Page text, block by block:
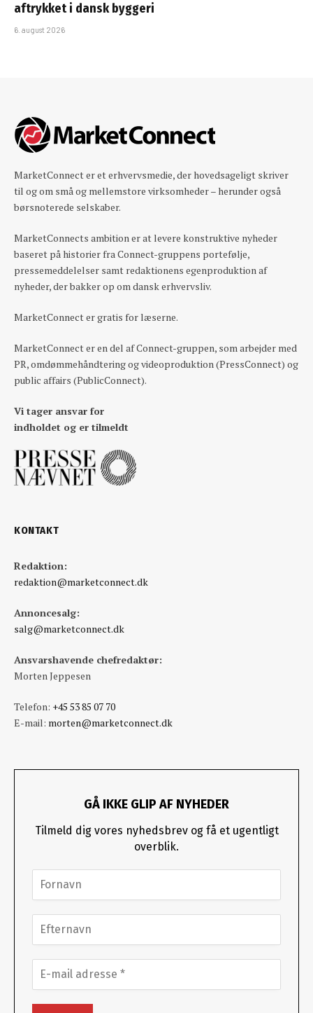
aftrykket i dansk byggeri
6. august 2026
MarketConnect er et erhvervsmedie, der hovedsageligt skriver
til og om små og mellemstore virksomheder – herunder også
børsnoterede selskaber.
MarketConnects ambition er at levere konstruktive nyheder
baseret på historier fra Connect-gruppens portefølje,
pressemeddelelser samt redaktionens egenproduktion af
nyheder, der bakker op om dansk erhvervsliv.
MarketConnect er gratis for læserne.
MarketConnect er en del af Connect-gruppen, som arbejder med
PR, omdømmehåndtering og videoproduktion (PressConnect) og
public affairs (PublicConnect).
Vi tager ansvar for
indholdet og er tilmeldt
KONTAKT
Redaktion:
redaktion@marketconnect.dk
Annoncesalg:
salg@marketconnect.dk
Ansvarshavende chefredaktør:
Morten Jeppesen
Telefon: +45 53 85 07 70
E-mail: morten@marketconnect.dk
GÅ IKKE GLIP AF NYHEDER
Tilmeld dig vores nyhedsbrev og få et ugentligt
overblik.